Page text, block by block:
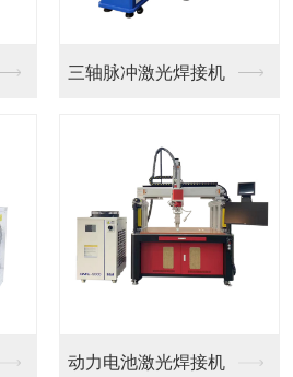
二氧化碳激光喷码机
紫外激光喷码机